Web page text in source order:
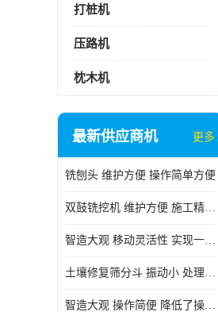
打桩机
压路机
枕木机
最新供应商机 更多
铣刨头 维护方便 操作简单方便
双鼓铣挖机 维护方便 施工精度高
智造大观 移动灵活性 实现一机多用
土壤修复筛分斗 振动小 处理能力大
智造大观 操作简便 降低了操作难度